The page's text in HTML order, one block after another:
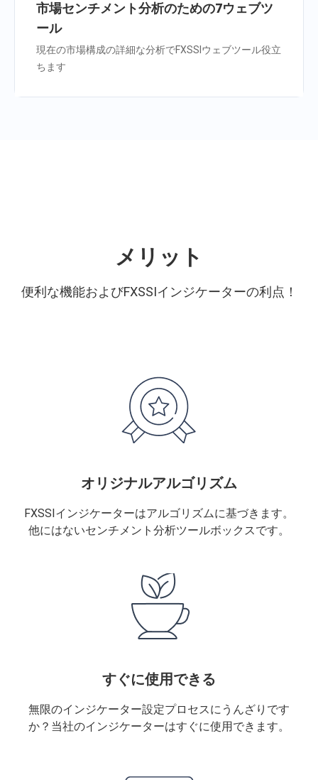
市場センチメント分析のための7ウェブツ
ール
現在の市場構成の詳細な分析でFXSSIウェブツール役立
ちます
メリット
便利な機能およびFXSSIインジケーターの利点！
オリジナルアルゴリズム
FXSSIインジケーターはアルゴリズムに基づきます。
他にはないセンチメント分析ツールボックスです。
すぐに使用できる
無限のインジケーター設定プロセスにうんざりです
か？当社のインジケーターはすぐに使用できます。